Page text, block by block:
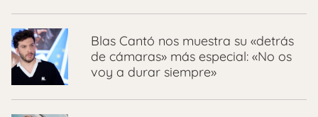
Blas Cantó nos muestra su «detrás
de cámaras» más especial: «No os
voy a durar siempre»